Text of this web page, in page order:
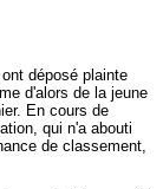
déposé plainte
d'alors de la jeune
En cours de
qui n'a abouti
de classement,